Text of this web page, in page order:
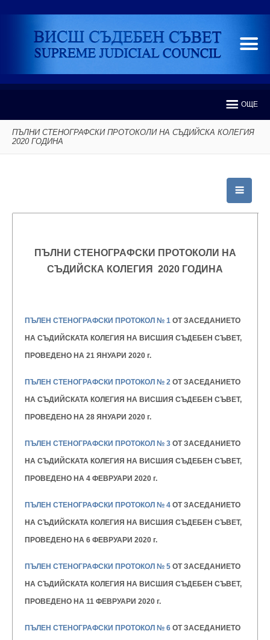
ОЩЕ
ПЪЛНИ СТЕНОГРАФСКИ ПРОТОКОЛИ НА СЪДИЙСКА КОЛЕГИЯ
2020 ГОДИНА
ПЪЛНИ СТЕНОГРАФСКИ ПРОТОКОЛИ НА
СЪДИЙСКА КОЛЕГИЯ 2020 ГОДИНА
ПЪЛЕН СТЕНОГРАФСКИ ПРОТОКОЛ № 1 ОТ ЗАСЕДАНИЕТО
НА СЪДИЙСКАТА КОЛЕГИЯ НА ВИСШИЯ СЪДЕБЕН СЪВЕТ,
ПРОВЕДЕНО НА 21 ЯНУАРИ 2020 г.
ПЪЛЕН СТЕНОГРАФСКИ ПРОТОКОЛ № 2 ОТ ЗАСЕДАНИЕТО
НА СЪДИЙСКАТА КОЛЕГИЯ НА ВИСШИЯ СЪДЕБЕН СЪВЕТ,
ПРОВЕДЕНО НА 28 ЯНУАРИ 2020 г.
ПЪЛЕН СТЕНОГРАФСКИ ПРОТОКОЛ № 3 ОТ ЗАСЕДАНИЕТО
НА СЪДИЙСКАТА КОЛЕГИЯ НА ВИСШИЯ СЪДЕБЕН СЪВЕТ,
ПРОВЕДЕНО НА 4 ФЕВРУАРИ 2020 г.
ПЪЛЕН СТЕНОГРАФСКИ ПРОТОКОЛ № 4 ОТ ЗАСЕДАНИЕТО
НА СЪДИЙСКАТА КОЛЕГИЯ НА ВИСШИЯ СЪДЕБЕН СЪВЕТ,
ПРОВЕДЕНО НА 6 ФЕВРУАРИ 2020 г.
ПЪЛЕН СТЕНОГРАФСКИ ПРОТОКОЛ № 5 ОТ ЗАСЕДАНИЕТО
НА СЪДИЙСКАТА КОЛЕГИЯ НА ВИСШИЯ СЪДЕБЕН СЪВЕТ,
ПРОВЕДЕНО НА 11 ФЕВРУАРИ 2020 г.
ПЪЛЕН СТЕНОГРАФСКИ ПРОТОКОЛ № 6 ОТ ЗАСЕДАНИЕТО